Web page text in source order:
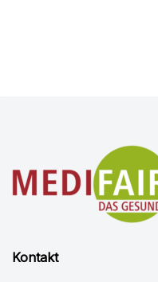
Kontakt